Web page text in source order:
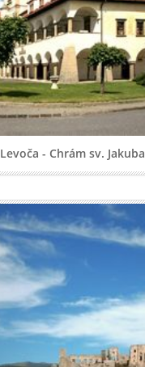
Levoča - Chrám sv. Jakuba